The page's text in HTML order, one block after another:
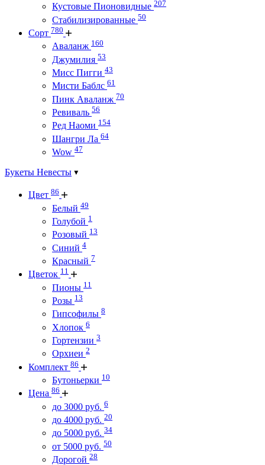
Кустовые Пионовидные 207
Стабилизированные 50
Сорт 780
Аваланж 160
Джумилия 53
Мисс Пигги 43
Мисти Баблс 61
Пинк Аваланж 70
Ревиваль 56
Ред Наоми 154
Шангри Ла 64
Wow 47
Букеты Невесты
Цвет 86
Белый 49
Голубой 1
Розовый 13
Синий 4
Красный 7
Цветок 11
Пионы 11
Розы 13
Гипсофилы 8
Хлопок 6
Гортензии 3
Орхиеи 2
Комплект 86
Бутоньерки 10
Цена 86
до 3000 руб. 6
до 4000 руб. 20
до 5000 руб. 34
от 5000 руб. 50
Дорогой 28